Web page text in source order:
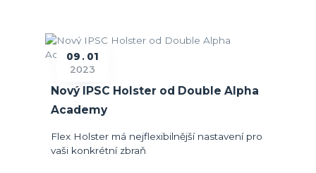
09
01
2023
Nový IPSC Holster od Double Alpha
Academy
Flex Holster má nejflexibilnější nastavení pro
vaši konkrétní zbraň